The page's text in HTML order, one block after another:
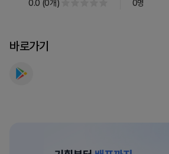
0.0 (0개) 0명
바로가기